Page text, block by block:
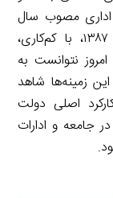
اداری مصوب سال
۱۳۹۰ و دسترسی آزاد به اطلاعات مصوب ۱۳۸۷، با کم‌کاری،
نتوانست به
زمینه‌ها شاهد
اصلی دولت
جامعه و ادارات